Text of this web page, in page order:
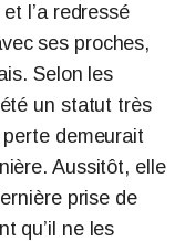
l’a redressé
ses proches,
Selon les
un statut très
demeurait
Aussitôt, elle
prise de
qu’il ne les